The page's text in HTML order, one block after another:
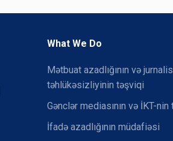
What We Do
Mətbuat azadlığının və
təhlükəsizliyinin təşviqi
Gənclər mediasının və İKT-
İfadə azadlığının müdafiəsi